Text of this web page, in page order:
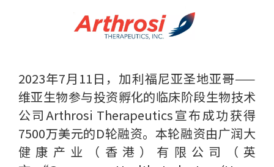
2023年7月11日，加利福尼亚圣地亚哥——
维亚生物参与投资孵化的临床阶段生物技术
公司Arthrosi Therapeutics宣布成功获得
7500万美元的D轮融资。本轮融资由广润大
健康产业（香港）有限公司（英